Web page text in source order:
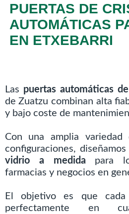
PUERTAS DE
AUTOMÁTICAS
EN ETXEBARRI
Las puertas automáticas
de Zuatzu combinan alta
y bajo coste de
Con una amplia variedad
configuraciones, diseñamos
vidrio a medida para
farmacias y negocios en
El objetivo es que
perfectamente en